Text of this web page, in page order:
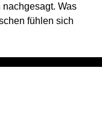
Was
fühlen sich